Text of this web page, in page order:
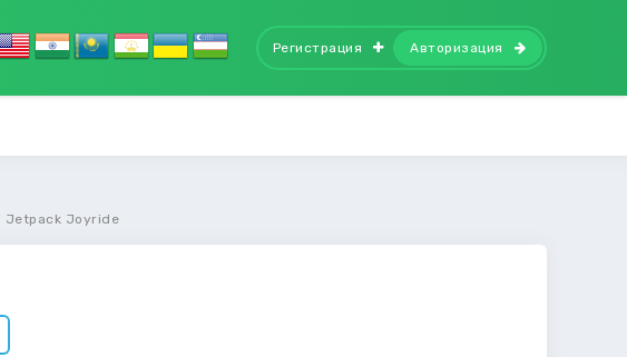
Регистрация Авторизация
Jetpack Joyride